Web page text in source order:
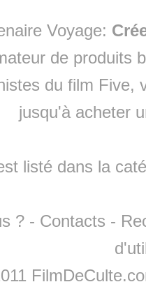
Voyage:
de produits
du film Five,
jusqu'à acheter
listé dans la
? - Contacts -